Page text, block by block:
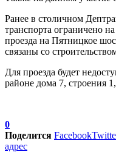
Ранее в столичном
транспорта ограничено
проезда на Пятницкое
связаны со
Для проезда будет
районе дома 7, строения
0
Поделится Facebook
адрес